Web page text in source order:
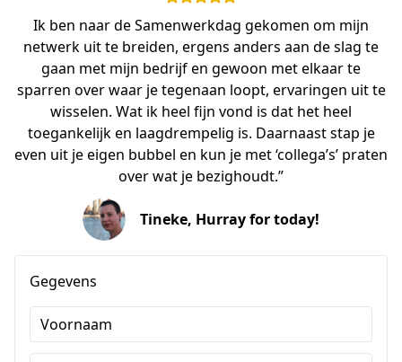
Ik ben naar de Samenwerkdag gekomen om mijn
netwerk uit te breiden, ergens anders aan de slag te
gaan met mijn bedrijf en gewoon met elkaar te
sparren over waar je tegenaan loopt, ervaringen uit te
wisselen. Wat ik heel fijn vond is dat het heel
toegankelijk en laagdrempelig is. Daarnaast stap je
even uit je eigen bubbel en kun je met ‘collega’s’ praten
over wat je bezighoudt.”
Tineke, Hurray for today!
Gegevens
Voornaam